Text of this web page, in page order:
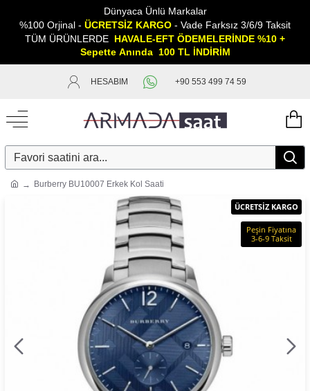
Dünyaca Ünlü Markalar
%100 Orjinal - ÜCRETSİZ KARGO - Vade Farksız 3/6/9 Taksit
TÜM ÜRÜNLERDE HAVALE-EFT ÖDEMELERİNDE %10 +
Sepette Anında 100 TL İNDİRİM
HESABIM +90 553 499 74 59
Burberry BU10007 Erkek Kol Saati
ÜCRETSİZ KARGO
Peşin Fiyatına
3-6-9 Taksit